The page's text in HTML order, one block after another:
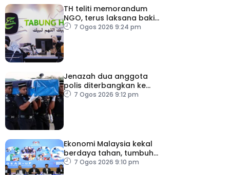
TH teliti memorandum
NGO, terus laksana baki
syor RCI
7 Ogos 2026 9:24 pm
Jenazah dua anggota
polis diterbangkan ke
Kelantan
7 Ogos 2026 9:12 pm
Ekonomi Malaysia kekal
berdaya tahan, tumbuh
5.6 peratus
7 Ogos 2026 9:10 pm